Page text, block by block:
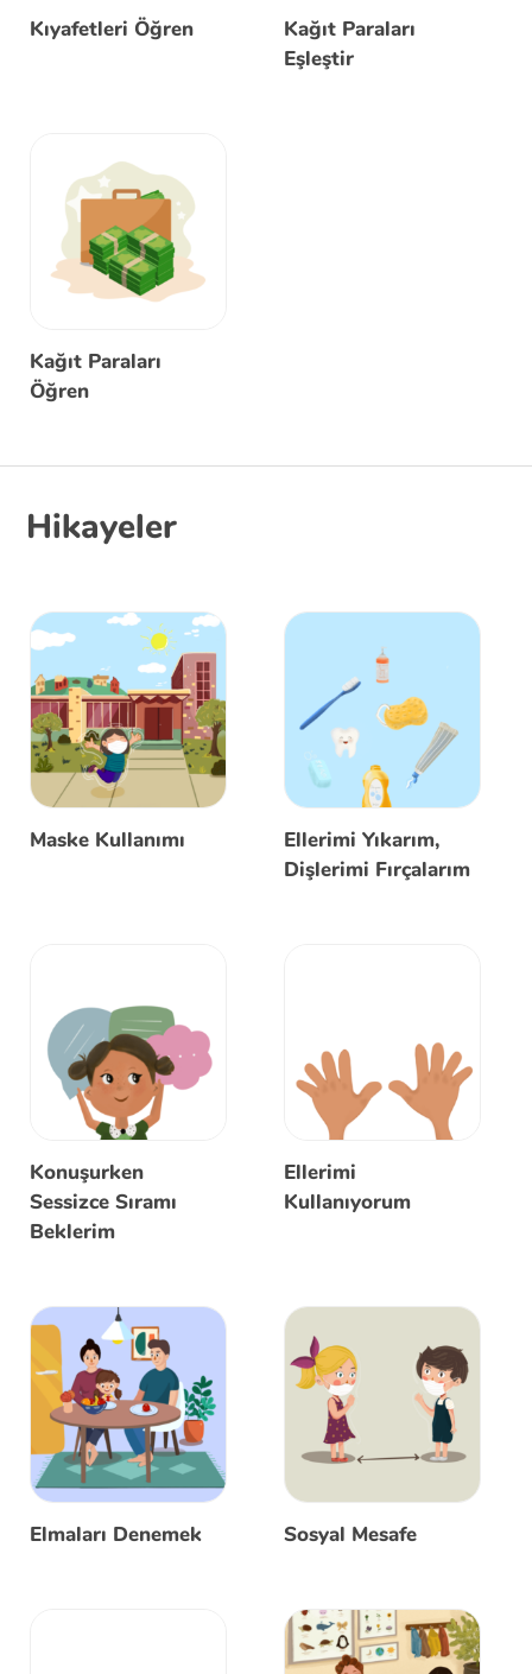
Kıyafetleri Öğren
Kağıt Paraları
Eşleştir
Kağıt Paraları
Öğren
Hikayeler
Maske Kullanımı
Ellerimi Yıkarım,
Dişlerimi Fırçalarım
Konuşurken
Sessizce Sıramı
Beklerim
Ellerimi
Kullanıyorum
Elmaları Denemek Sosyal Mesafe